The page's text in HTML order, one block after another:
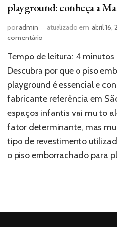
playground: conheça a
poradmin atualizado em abril 16,
comentário
de
piso
emborrachado
para
playground:
conheça
a
Maxx
Gramas
Tempo de leitura: 4 minutos
Descubra por que o piso
playground é essencial e
fabricante referência em
espaços infantis vai muito
fator determinante, mas
tipo de revestimento
o piso emborrachado para